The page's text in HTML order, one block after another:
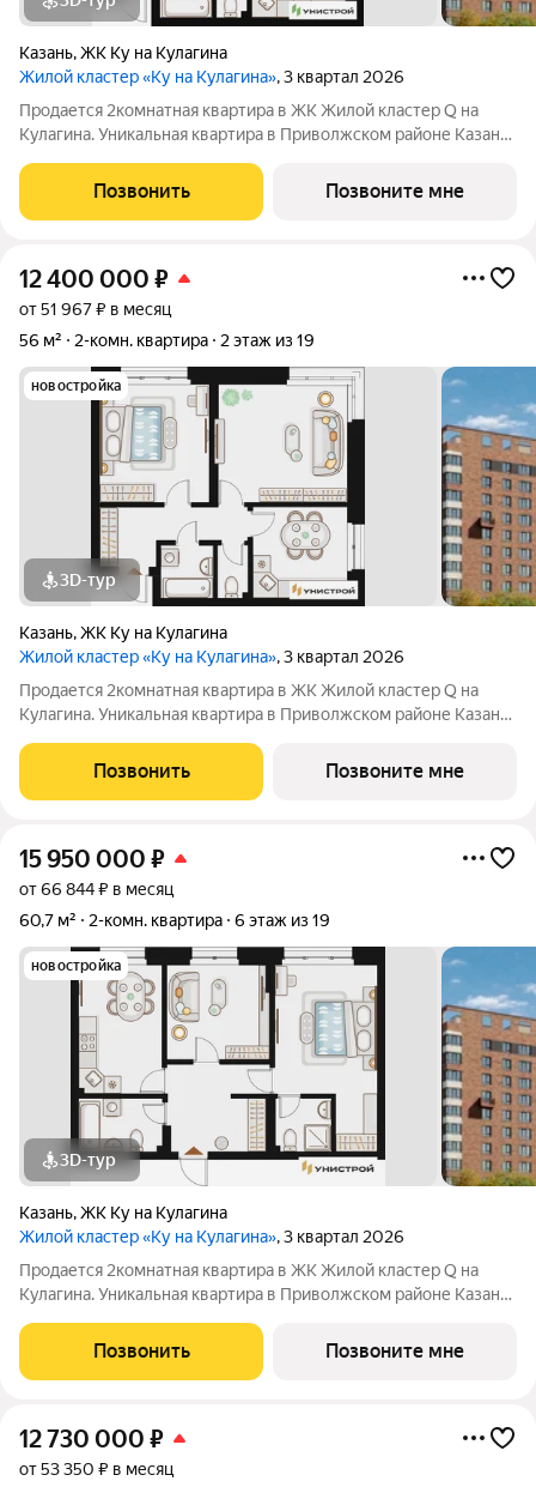
Казань,ЖК Ку на Кулагина
Жилой кластер «Ку на Кулагина», 3 квартал 2026
Продается 2комнатная квартира в ЖК Жилой кластер Q на
Кулагина. Уникальная квартира в Приволжском районе Казани,
Собственный детский сад, школа, дворы-парки с сенсорными
игровыми и
Позвонить Позвоните мне
12 400 000 ₽
от 51 967 ₽ в месяц
56 м²
2-комн. квартира 2 этаж из 19
новостройка
3D-тур
Казань,ЖК Ку на Кулагина
Жилой кластер «Ку на Кулагина», 3 квартал 2026
Продается 2комнатная квартира в ЖК Жилой кластер Q на
Кулагина. Уникальная квартира в Приволжском районе Казани,
Собственный детский сад, школа, дворы-парки с сенсорными
игровыми и
Позвонить Позвоните мне
15 950 000 ₽
от 66 844 ₽ в месяц
60,7 м²
2-комн. квартира 6 этаж из 19
новостройка
3D-тур
Казань,ЖК Ку на Кулагина
Жилой кластер «Ку на Кулагина», 3 квартал 2026
Продается 2комнатная квартира в ЖК Жилой кластер Q на
Кулагина. Уникальная квартира в Приволжском районе Казани,
Собственный детский сад, школа, дворы-парки с сенсорными
игровыми и
Позвонить Позвоните мне
12 730 000 ₽
от 53 350 ₽ в месяц